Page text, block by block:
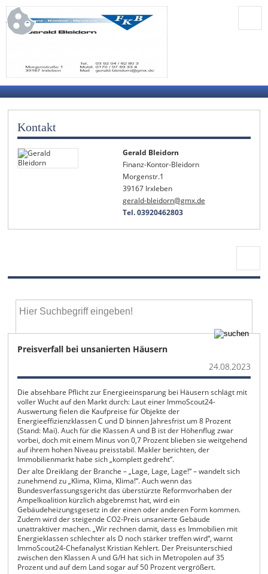
Kontakt
Gerald Bleidorn
Finanz-Kontor-Bleidorn
Morgenstr.1
39167 Irxleben
gerald-bleidorn@gmx.de
Tel. 03920462803
Preisverfall bei unsanierten Häusern
24.08.2023
Die absehbare Pflicht zur Energieeinsparung bei Häusern schlägt mit
voller Wucht auf den Markt durch: Laut einer ImmoScout24-
Auswertung fielen die Kaufpreise für Objekte der
Energieeffizienzklassen C und D binnen Jahresfrist um 8 Prozent
(Stand: Mai). Auch für die Klassen A und B ist der Höhenflug zwar
vorbei, doch mit einem Minus von 0,7 Prozent blieben sie weitgehend
auf ihrem hohen Niveau preisstabil. Makler berichten, der
Immobilienmarkt habe sich „komplett gedreht“.
Der alte Dreiklang der Branche – „Lage, Lage, Lage!“ – wandelt sich
zunehmend zu „Klima, Klima, Klima!“. Auch wenn das
Bundesverfassungsgericht das überstürzte Reformvorhaben der
Ampelkoalition kürzlich abgebremst hat, wird ein
Gebäudeheizungsgesetz in der einen oder anderen Form kommen.
Zudem wird der steigende CO2-Preis unsanierte Gebäude
unattraktiver machen. „Wir rechnen damit, dass es Immobilien mit
Energieklassen schlechter als D noch stärker treffen wird“, warnt
ImmoScout24-Chefanalyst Kristian Kehlert. Der Preisunterschied
zwischen den Klassen A und G/H hat sich in Metropolen auf 35
Prozent und auf dem Land sogar auf 50 Prozent vergrößert.